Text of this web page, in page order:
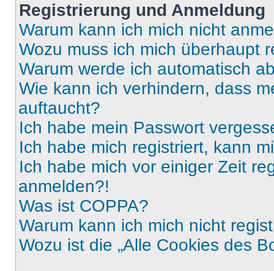
Registrierung und Anmeldung
Warum kann ich mich nicht
Wozu muss ich mich überhaupt
Warum werde ich automatisch
Wie kann ich verhindern, dass
auftaucht?
Ich habe mein Passwort
Ich habe mich registriert, kann
Ich habe mich vor einiger Zeit
anmelden?!
Was ist COPPA?
Warum kann ich mich nicht
Wozu ist die „Alle Cookies des